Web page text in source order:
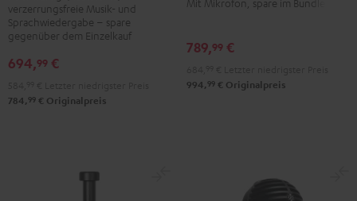
PGA58
Schwarz
verzerrungsfreie Musik- und
Sprachwiedergabe – spare
gegenüber dem Einzelkauf
694,99 €
784, 99 € Originalpreis
PGA58
Mit Mikrofon, spare im Bundle
789,99 €
994, 99 € Originalpreis